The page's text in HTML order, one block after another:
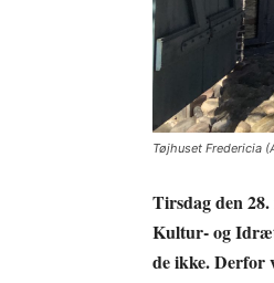
Tøjhuset Fredericia
Tirsdag den
Kultur- og
de ikke. Derfor